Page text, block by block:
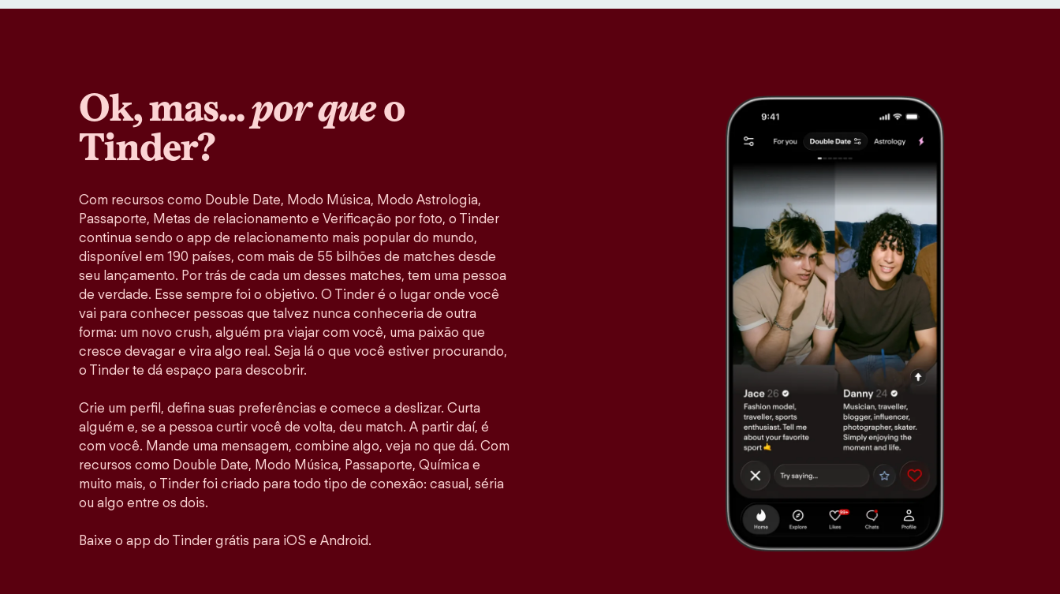
Ok, mas...por queo
Tinder?
Com recursos como Double Date, Modo Música, Modo Astrologia,
Passaporte, Metas de relacionamento e Verificação por foto, o Tinder
continua sendo o app de relacionamento mais popular do mundo,
disponível em 190 países, com mais de 55 bilhões de matches desde
seu lançamento. Por trás de cada um desses matches, tem uma pessoa
de verdade. Esse sempre foi o objetivo. O Tinder é o lugar onde você
vai para conhecer pessoas que talvez nunca conheceria de outra
forma: um novo crush, alguém pra viajar com você, uma paixão que
cresce devagar e vira algo real. Seja lá o que você estiver procurando,
o Tinder te dá espaço para descobrir.
Crie um perfil, defina suas preferências e comece a deslizar. Curta
alguém e, se a pessoa curtir você de volta, deu match. A partir daí, é
com você. Mande uma mensagem, combine algo, veja no que dá. Com
recursos como Double Date, Modo Música, Passaporte, Química e
muito mais, o Tinder foi criado para todo tipo de conexão: casual, séria
ou algo entre os dois.
Baixe o app do Tinder grátis para iOS e Android.